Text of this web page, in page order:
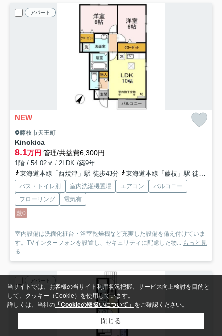
アパート
NEW
藤枝市天王町
Kinokica
8.1万円 管理/共益費6,300円
1階 / 54.02㎡ / 2LDK /築9年
東海道本線「西焼津」駅 徒歩43分
東海道本線「藤枝」駅 徒歩50分
バス・トイレ別 室内洗濯機置場 エアコン
バルコニー
フローリング
電気有
敷0
室内設備は洗面化粧台・浴室乾燥機など充実した設備を備え付けていま
す。TVインターフォンを設置し、セキュリティに配慮した物... もっと見
る
アパート
当サイトでは、お客様の当サイト利用状況把握、サービス向上検討を目的と
して、クッキー（Cookie）を使用しています。
詳しくは、当社の 「Cookieの取扱いについて」 をご確認ください。
閉じる